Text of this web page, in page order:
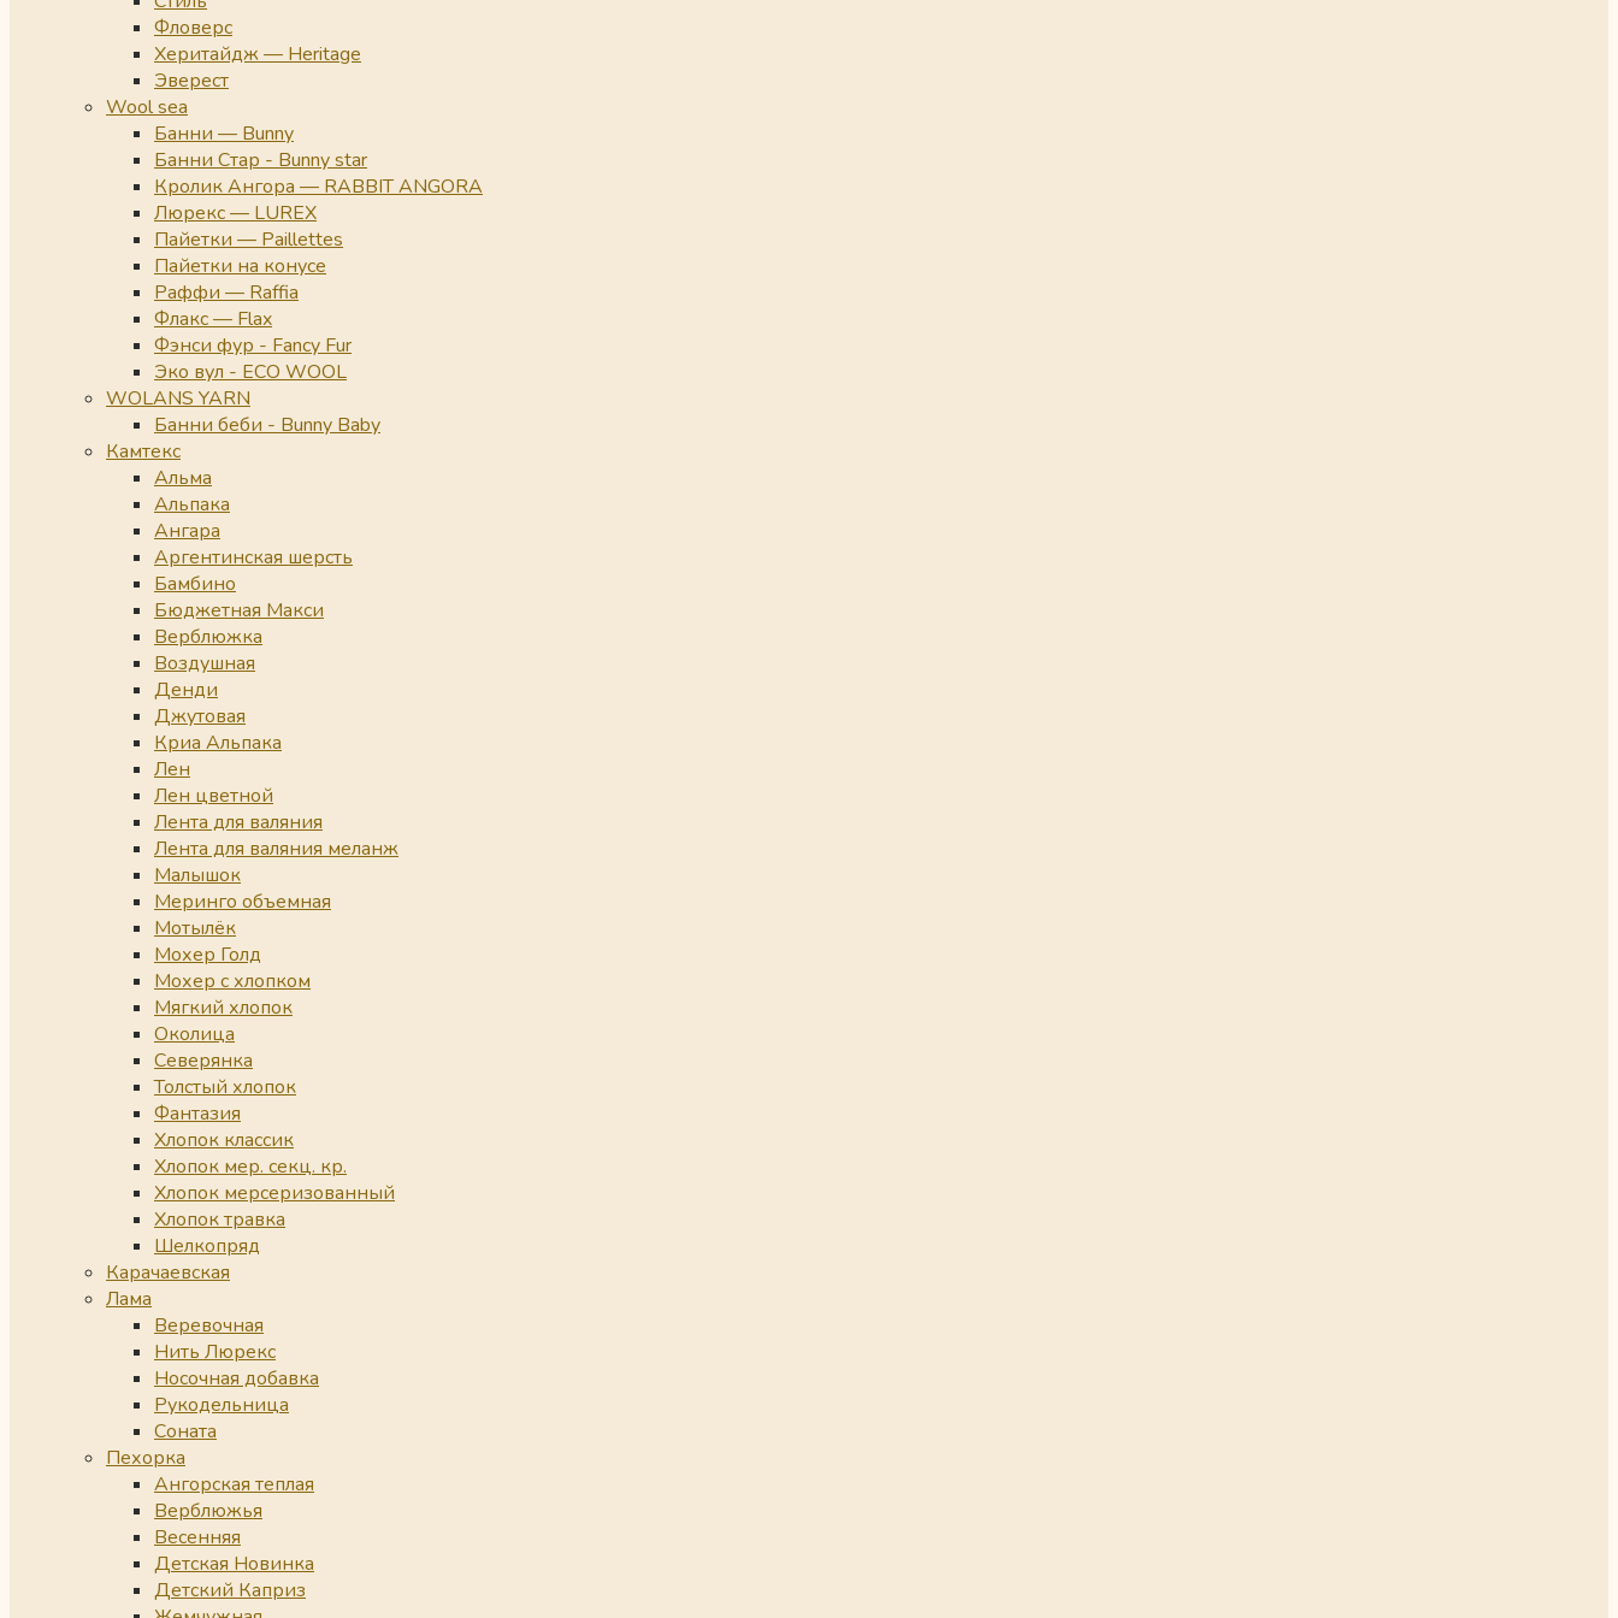
Фловерс
Херитайдж — Heritage
Эверест
Wool sea
Банни — Bunny
Банни Стар - Bunny star
Кролик Ангора — RABBIT ANGORA
Люрекс — LUREX
Пайетки — Paillettes
Пайетки на конусе
Раффи — Raffia
Флакс — Flax
Фэнси фур - Fancy Fur
Эко вул - ECO WOOL
WOLANS YARN
Банни беби - Bunny Baby
Камтекс
Альма
Альпака
Ангара
Аргентинская шерсть
Бамбино
Бюджетная Макси
Верблюжка
Воздушная
Денди
Джутовая
Криа Альпака
Лен
Лен цветной
Лента для валяния
Лента для валяния меланж
Малышок
Меринго объемная
Мотылёк
Мохер Голд
Мохер с хлопком
Мягкий хлопок
Околица
Северянка
Толстый хлопок
Фантазия
Хлопок классик
Хлопок мер. секц. кр.
Хлопок мерсеризованный
Хлопок травка
Шелкопряд
Карачаевская
Лама
Веревочная
Нить Люрекс
Носочная добавка
Рукодельница
Соната
Пехорка
Ангорская теплая
Верблюжья
Весенняя
Детская Новинка
Детский Каприз